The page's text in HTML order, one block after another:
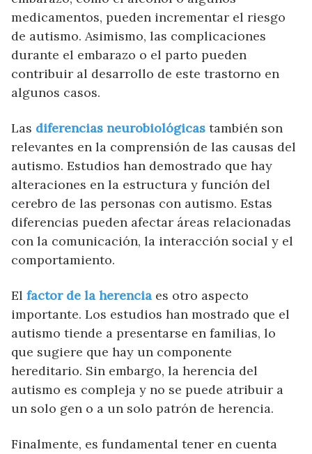
medicamentos, pueden incrementar el riesgo
de autismo. Asimismo, las complicaciones
durante el embarazo o el parto pueden
contribuir al desarrollo de este trastorno en
algunos casos.
Las diferencias neurobiológicas también son
relevantes en la comprensión de las causas del
autismo. Estudios han demostrado que hay
alteraciones en la estructura y función del
cerebro de las personas con autismo. Estas
diferencias pueden afectar áreas relacionadas
con la comunicación, la interacción social y el
comportamiento.
El factor de la herencia es otro aspecto
importante. Los estudios han mostrado que el
autismo tiende a presentarse en familias, lo
que sugiere que hay un componente
hereditario. Sin embargo, la herencia del
autismo es compleja y no se puede atribuir a
un solo gen o a un solo patrón de herencia.
Finalmente, es fundamental tener en cuenta